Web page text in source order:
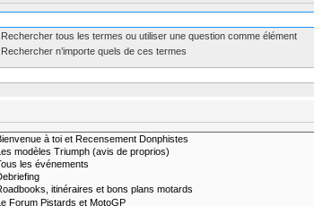
Rechercher tous les termes ou utiliser une question comme élément
Rechercher n’importe quels de ces termes